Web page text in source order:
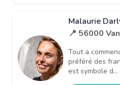
Malaurie
📍 56000
Tout a
préféré des
est symbole d...